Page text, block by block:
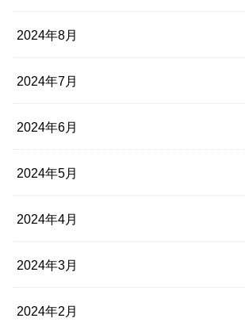
2024年8月
2024年7月
2024年6月
2024年5月
2024年4月
2024年3月
2024年2月